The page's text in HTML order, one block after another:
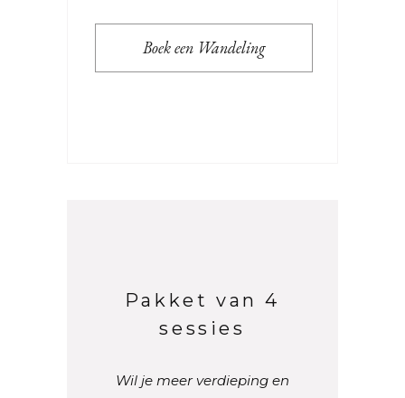
Boek een Wandeling
Pakket van 4
sessies
Wil je meer verdieping en